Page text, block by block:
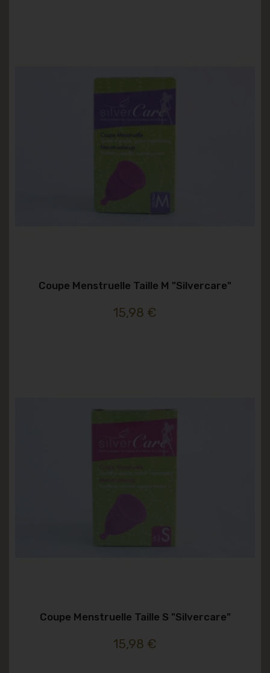
Coupe Menstruelle Taille M "silvercare"
15,98 €
Coupe Menstruelle Taille S "silvercare"
15,98 €